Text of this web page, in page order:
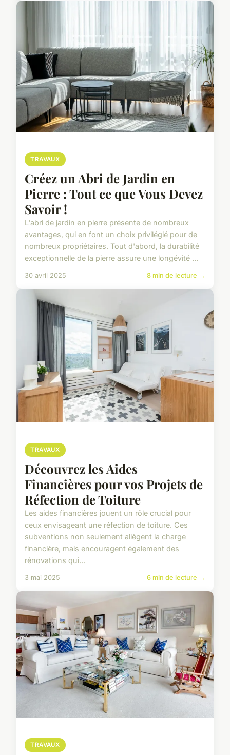
TRAVAUX
Créez un Abri de Jardin en
Pierre : Tout ce que Vous Devez
Savoir !
L'abri de jardin en pierre présente de nombreux
avantages, qui en font un choix privilégié pour de
nombreux propriétaires. Tout d'abord, la durabilité
exceptionnelle de la pierre assure une longévité ...
30 avril 2025 8 min de lecture →
TRAVAUX
Découvrez les Aides
Financières pour vos Projets de
Réfection de Toiture
Les aides financières jouent un rôle crucial pour
ceux envisageant une réfection de toiture. Ces
subventions non seulement allègent la charge
financière, mais encouragent également des
rénovations qui...
3 mai 2025 6 min de lecture →
TRAVAUX